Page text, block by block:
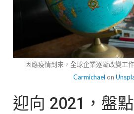
因應疫情到來，全球企業逐漸改變工
Carmichael on
迎向 2021，盤